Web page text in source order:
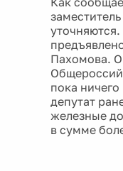
Пахомова.
пока
депутат
железные
в сумме